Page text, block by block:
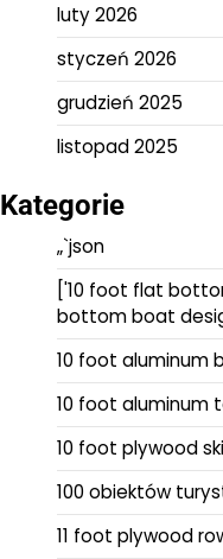
luty 2026
styczeń 2026
grudzień 2025
listopad 2025
Kategorie
„`json
['10 foot flat
bottom boat
10 foot aluminum
10 foot aluminum
10 foot plywood
100 obiektów
11 foot plywood